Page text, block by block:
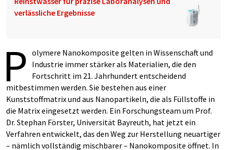
verlässliche Ergebnisse
P olymere Nanokomposite gelten in Wissenschaft und
Industrie immer stärker als Materialien, die den
Fortschritt im 21. Jahrhundert entscheidend
mitbestimmen werden. Sie bestehen aus einer
Kunststoffmatrix und aus Nanopartikeln, die als Füllstoffe in
die Matrix eingesetzt werden. Ein Forschungsteam um Prof.
Dr. Stephan Förster, Universität Bayreuth, hat jetzt ein
Verfahren entwickelt, das den Weg zur Herstellung neuartiger
– nämlich vollständig mischbarer – Nanokomposite öffnet. In